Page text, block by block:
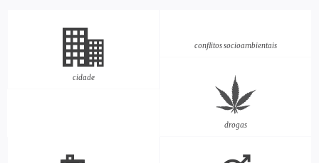
cidade
conflitos socioambientais
drogas